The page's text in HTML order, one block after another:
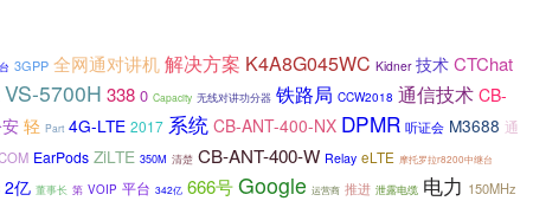
3GPP 全网通对讲机解决方案 K4A8G045WC Kidner 技术 CTChat
VS-5700H 338 0 Capacity 无线对讲功分器 铁路局 CCW2018 通信技术 CB-
轻 Part 4G-LTE 2017 系统 CB-ANT-400-NX DPMR 听证会 M3688 通
EarPods ZiLTE 350M 清楚 CB-ANT-400-W Relay eLTE 摩托罗拉r8200中继台
2亿 董事长 第 VOIP 平台 342亿 666号Google 运营商 推进 泄露电缆 电力 150MHz